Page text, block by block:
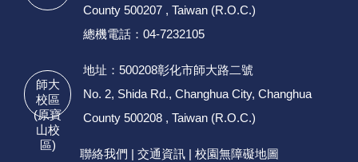
County 500207 , Taiwan (R.O.C.)
總機電話：04-7232105
師大
校區
(原寶
山校
區)
地址：500208彰化市師大路二號
No. 2, Shida Rd., Changhua City, Changhua
County 500208 , Taiwan (R.O.C.)
聯絡我們 | 交通資訊| 校園無障礙地圖